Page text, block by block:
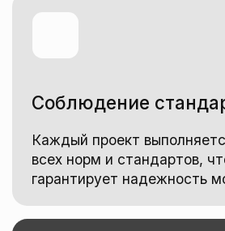
Обращение в компанию значительно
Консультация
советы по выбору оборудования
и оптимизации расходов.